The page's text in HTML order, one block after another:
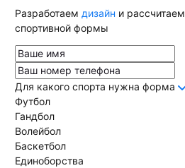
Разработаем дизайн и рассчитаем
спортивной формы
Для какого спорта нужна форма
Футбол
Гандбол
Волейбол
Баскетбол
Единоборства